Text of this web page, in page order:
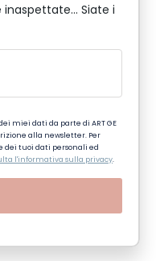
Siate i
miei dati da parte di ART GE
alla newsletter. Per
dei tuoi dati personali ed
l'informativa sulla privacy.